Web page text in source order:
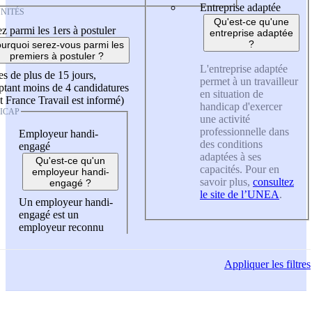
parmi les 1ers à postuler
serez-vous parmi les
premiers à postuler ?
de plus de 15 jours,
moins de 4 candidatures
France Travail est informé)
Employeur handi-
engagé
Qu'est-ce qu'un
employeur handi-
engagé ?
Un employeur handi-
engagé est un
employeur reconnu
Entreprise adaptée
Qu'est-ce qu'une
entreprise adaptée
?
L'entreprise adaptée
permet à un travailleur
en situation de
handicap d'exercer
une activité
professionnelle dans
des conditions
adaptées à ses
capacités. Pour en
savoir plus, consultez
le site de l’UNEA.
Appliquerles filtres